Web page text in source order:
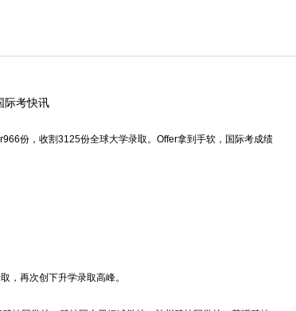
际考快讯
份，收割3125份全球大学录取。Offer拿到手软，国际考成绩
再次创下升学录取高峰。